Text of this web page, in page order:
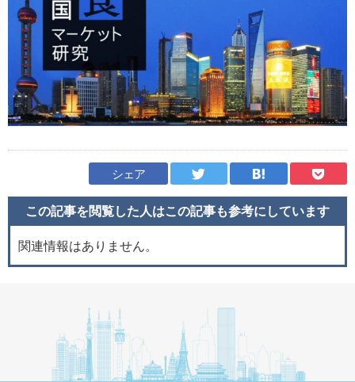
シェア
この記事を閲覧した人はこの記事も参考にしています
関連情報はありません。